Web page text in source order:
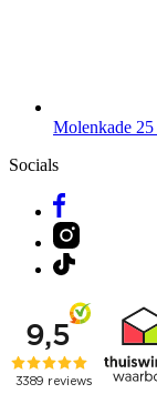
Molenkade 25
Socials